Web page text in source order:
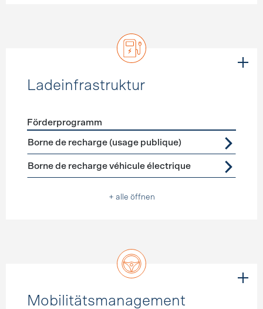
Ladeinfrastruktur
Förderprogramme Ladeinfrastruktur
Förderprogramm
Borne de recharge (usage publique)
Borne de recharge véhicule électrique
+ alle öffnen
Mobilitätsmanagement